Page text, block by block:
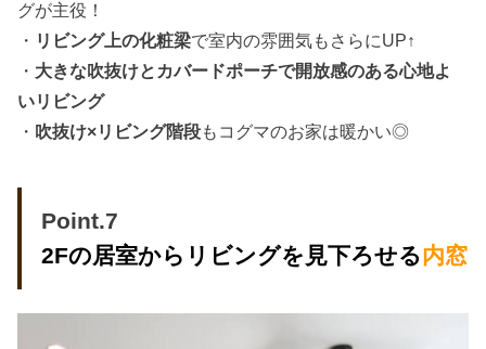
グが主役！
・ リビング上の化粧梁で室内の雰囲気もさらにUP↑
・ 大きな吹抜けとカバードポーチで開放感のある心地よ
いリビング
・ 吹抜け×リビング階段もコグマのお家は暖かい◎
Point.7
2Fの居室からリビングを見下ろせる内窓